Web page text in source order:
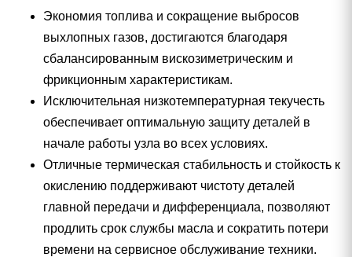
Экономия топлива и сокращение выбросов
выхлопных газов, достигаются благодаря
сбалансированным вискозиметрическим и
фрикционным характеристикам.
Исключительная низкотемпературная текучесть
обеспечивает оптимальную защиту деталей в
начале работы узла во всех условиях.
Отличные термическая стабильность и стойкость к
окислению поддерживают чистоту деталей
главной передачи и дифференциала, позволяют
продлить срок службы масла и сократить потери
времени на сервисное обслуживание техники.